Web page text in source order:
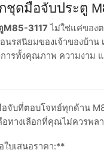
ชุดมือจับประตู
M85-3117 ไม่ใช่แค่ของ
รสนิยมของเจ้าของบ้าน
ารทั้งคุณภาพ ความงาม
จับที่ตอบโจทย์ทุกด้าน
อทางเลือกที่คุณไม่ควรพล
ใบเสนอราคา:**